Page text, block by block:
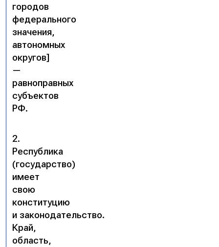
городов
федерального
значения,
автономных
округов]
—
равноправных
субъектов
РФ.
2.
Республика
(государство)
имеет
свою
конституцию
и законодательство.
Край,
область,